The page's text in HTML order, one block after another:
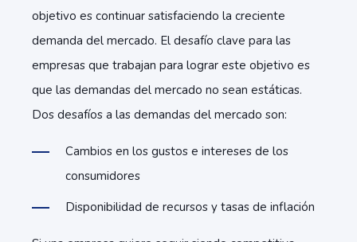
objetivo es continuar satisfaciendo la creciente
demanda del mercado. El desafío clave para las
empresas que trabajan para lograr este objetivo es
que las demandas del mercado no sean estáticas.
Dos desafíos a las demandas del mercado son:
Cambios en los gustos e intereses de los
consumidores
Disponibilidad de recursos y tasas de inflación